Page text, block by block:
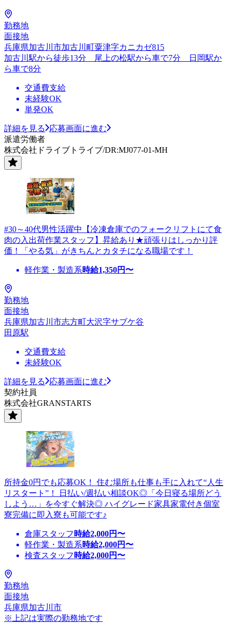
勤務地
面接地
兵庫県加古川市加古川町粟津字カニカゼ815
加古川駅から徒歩13分 尾上の松駅から車で7分 日岡駅か
ら車で8分
交通費支給
未経験OK
単発OK
詳細を見る
応募画面に進む
派遣労働者
株式会社ドライブトライブ/DR:MJ077-01-MH
#30～40代男性活躍中【冷凍倉庫でのフォークリフトにて食
肉の入出荷作業スタッフ】昇給あり★頑張りはしっかり評
価！「やる気」がきちんとカタチになる職場です！
軽作業・製造系時給1,350円〜
勤務地
面接地
兵庫県加古川市志方町大沢字サブケ谷
田原駅
交通費支給
未経験OK
詳細を見る
応募画面に進む
契約社員
株式会社GRANSTARTS
所持金0円でも応募OK！ 住む場所も仕事も手に入れて“人生
リスタート”！ 日払い/週払い相談OK◎「今日寝る場所どう
しよう…」を今すぐ解決◎ ハイグレード家具家電付き個室
寮完備に即入寮も可能です♪
倉庫スタッフ 時給2,000円〜
軽作業・製造系時給2,000円〜
検査スタッフ 時給2,000円〜
勤務地
面接地
兵庫県加古川市
※上記は実際の勤務地です